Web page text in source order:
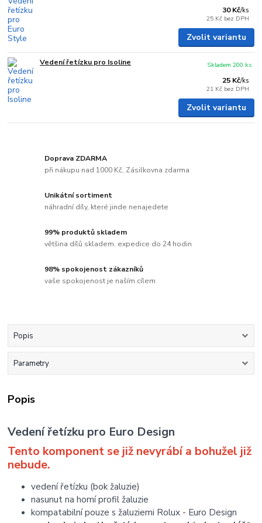
30 Kč/ks
25 Kč bez DPH
Zvolit variantu
Vedení řetízku pro Isoline
25 Kč/ks
21 Kč bez DPH
Skladem 200 ks
Zvolit variantu
Doprava ZDARMA
při nákupu nad 1000 Kč, Zásilkovna zdarma
Unikátní sortiment
náhradní díly, které jinde nenajedete
99% produktů skladem
většina dílů skladem, expedice do 24 hodin
98% spokojenost zákazníků
vaše spokojenost je naším cílem
Popis
Parametry
Popis
Vedení řetízku pro Euro Design
Tento komponent se již nevyrábí a bohužel již
nebude.
vedení řetízku (bok žaluzie)
nasunut na horní profil žaluzie
kompatabilní pouze s žaluziemi Rolux - Euro Design